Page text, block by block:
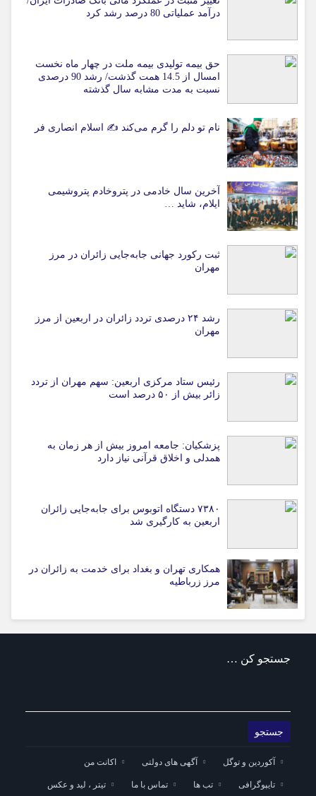
درآمد عملیاتی 80 درصد رشد کرد
حق بیمه تولیدی بیمه ملت در چهار ماه نخست
امسال از 14.5 همت گذشت/ رشد 90 درصدی
نسبت به مدت مشابه سال گذشته
نام تو دلم را گرم می‌کند ✍️ اسلام انصاری فر
آخرین سال خادمی در پتروخادم پتروشیمی
ایلام، شاید …
ثبت رکورد جهانی جابه‌جایی زائران در مرز
مهران
رشد ۲۴ درصدی تردد زائران در اربعین از مرز
مهران
رئیس ستاد مرکزی اربعین: سهم مهران از تردد
زائر بیش از ۵۰ درصد است
پزشکیان: جامعه امروز بیش از هر زمان به
همدلی و اخلاق قرآنی نیاز دارد
۷۳۸۰ دستگاه اتوبوس برای جابه‌جایی زائران
اربعین به‌ کارگیری شد
همکاری تهران و بغداد برای خدمت به زائران در
مرز زرباطیه
جستجو کن …
آکوردین و توگل آگهی های دولتی اکانت من
تایپوگرافی تب ها تماس با ما تیتر ، لید و عکس